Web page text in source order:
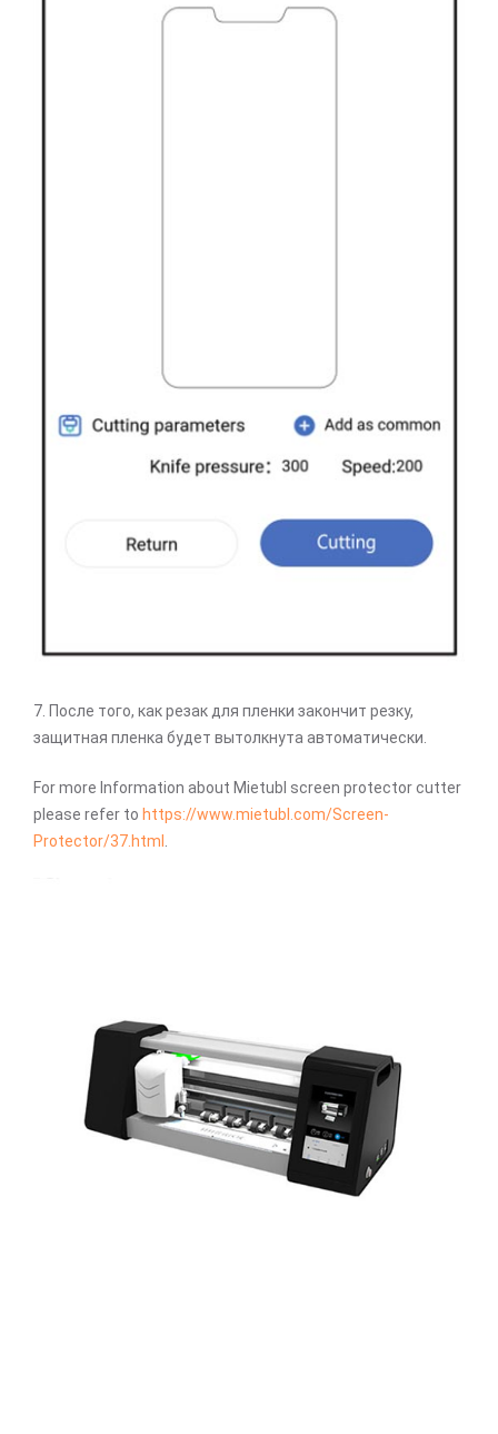
7. После того, как резак для пленки закончит резку,
защитная пленка будет вытолкнута автоматически.
For more Information about Mietubl screen protector cutter
please refer to https://www.mietubl.com/Screen-
Protector/37.html